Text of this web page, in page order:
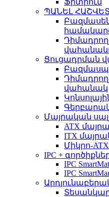
Ֆիտիում
ՊԱՆԵԼ
Ցուցադրման
վահանակ
Մայրական
ATX
ITX
Միկրո-
IPC +
IPC
IPC